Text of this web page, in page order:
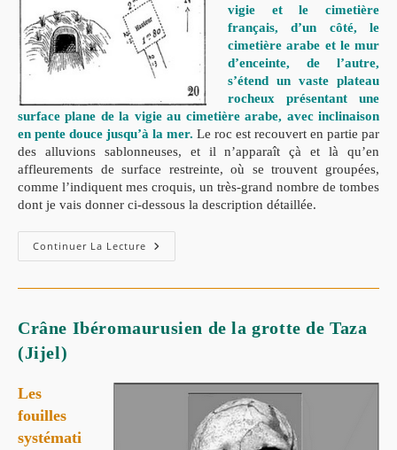
vigie et le cimetière
français, d’un côté, le
cimetière arabe et le mur
d’enceinte, de l’autre,
s’étend un vaste plateau
rocheux présentant une
surface plane de la vigie au cimetière arabe, avec inclinaison
en pente douce jusqu’à la mer. Le roc est recouvert en partie par
des alluvions sablonneuses, et il n’apparaît çà et là qu’en
affleurements de surface restreinte, où se trouvent groupées,
comme l’indiquent mes croquis, un très-grand nombre de tombes
dont je vais donner ci-dessous la description détaillée.
Continuer La Lecture
Crâne Ibéromaurusien de la grotte de Taza
(Jijel)
Les
fouilles
systémati